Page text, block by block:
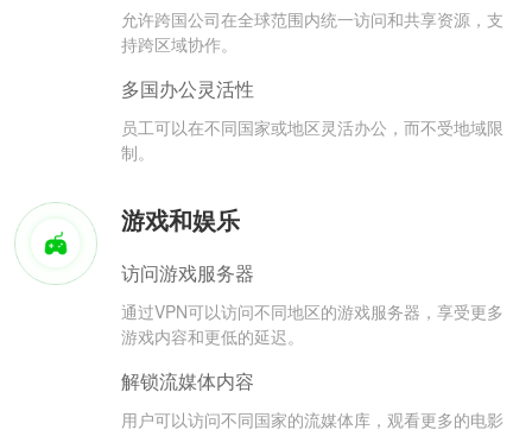
允许跨国公司在全球范围内统一访问和共享资源，支
持跨区域协作。
多国办公灵活性
员工可以在不同国家或地区灵活办公，而不受地域限
制。
游戏和娱乐
访问游戏服务器
通过VPN可以访问不同地区的游戏服务器，享受更多
游戏内容和更低的延迟。
解锁流媒体内容
用户可以访问不同国家的流媒体库，观看更多的电影